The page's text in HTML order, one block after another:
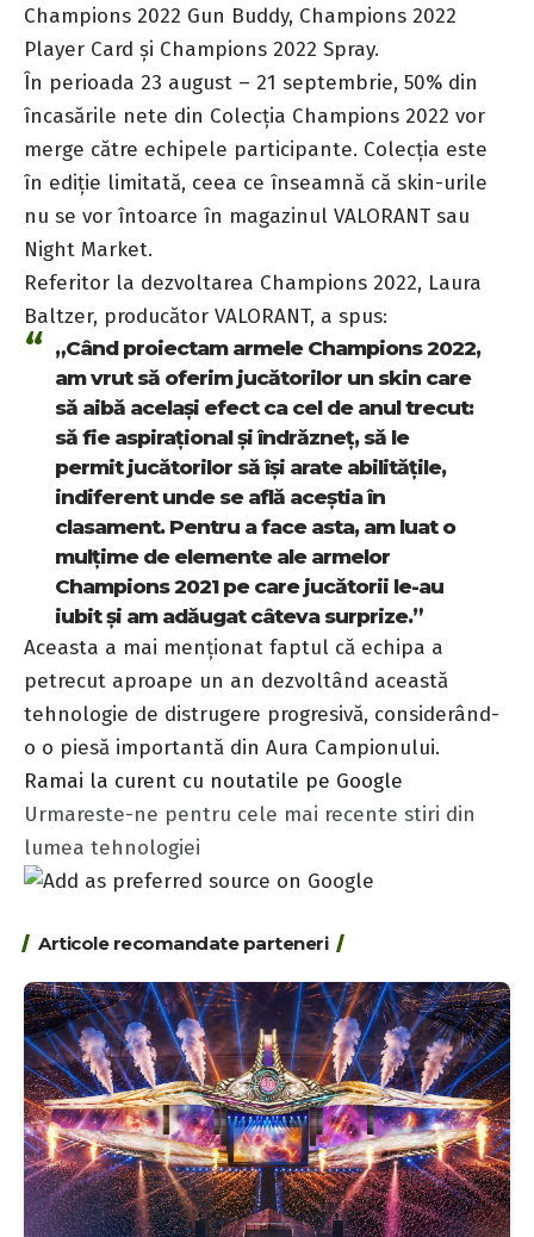
Champions 2022 Gun Buddy, Champions 2022
Player Card și Champions 2022 Spray.
În perioada 23 august – 21 septembrie, 50% din
încasările nete din Colecția Champions 2022 vor
merge către echipele participante. Colecția este
în ediție limitată, ceea ce înseamnă că skin-urile
nu se vor întoarce în magazinul VALORANT sau
Night Market.
Referitor la dezvoltarea Champions 2022, Laura
Baltzer, producător VALORANT, a spus:
„Când proiectam armele Champions 2022,
am vrut să oferim jucătorilor un skin care
să aibă același efect ca cel de anul trecut:
să fie aspirațional și îndrăzneț, să le
permit jucătorilor să își arate abilitățile,
indiferent unde se află aceștia în
clasament. Pentru a face asta, am luat o
mulțime de elemente ale armelor
Champions 2021 pe care jucătorii le-au
iubit și am adăugat câteva surprize.”
Aceasta a mai menționat faptul că echipa a
petrecut aproape un an dezvoltând această
tehnologie de distrugere progresivă, considerând-
o o piesă importantă din Aura Campionului.
Ramai la curent cu noutatile pe Google
Urmareste-ne pentru cele mai recente stiri din
lumea tehnologiei
Articole recomandate parteneri